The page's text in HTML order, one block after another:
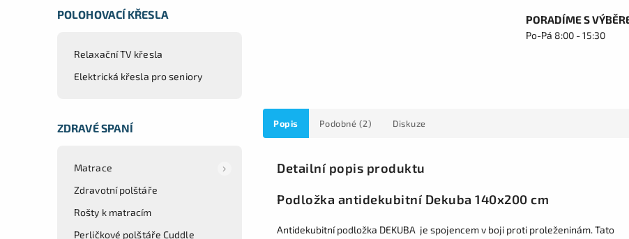
POLOHOVACÍ KŘESLA
Relaxační TV křesla
Elektrická křesla pro seniory
ZDRAVÉ SPANÍ
Matrace
Zdravotní polštáře
Rošty k matracím
Perličkové polštáře Cuddle
PORADÍME S
Po-Pá 8:00 - 15:30
Popis Podobné (2) Diskuze
Detailní popis produktu
Podložka antidekubitní Dekuba 140x200 cm
Antidekubitní podložka DEKUBA je spojencem v boji proti proleženinám. Tato